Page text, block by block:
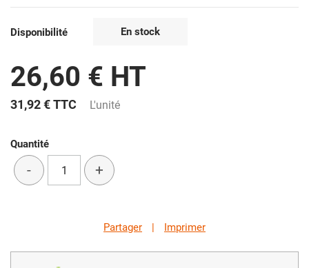
Disponibilité En stock
26,60 € HT
31,92 €TTC L'unité
Quantité
- +
Partager | Imprimer